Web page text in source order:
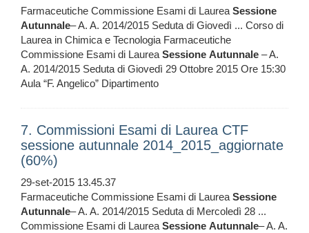
Farmaceutiche Commissione Esami di LaureaSessione
Autunnale– A. A. 2014/2015 Seduta di Giovedì ... Corso di
Laurea in Chimica e Tecnologia Farmaceutiche
Commissione Esami di LaureaSessione Autunnale – A.
A. 2014/2015 Seduta di Giovedì 29 Ottobre 2015 Ore 15:30
Aula “F. Angelico” Dipartimento
7. Commissioni Esami di Laurea CTF
sessione autunnale 2014_2015_aggiornate
(60%)
29-set-2015 13.45.37
Farmaceutiche Commissione Esami di LaureaSessione
Autunnale– A. A. 2014/2015 Seduta di Mercoledì 28 ...
Commissione Esami di LaureaSessione Autunnale– A. A.